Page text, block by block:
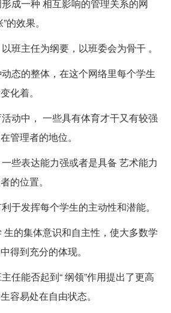
成一种 相互影响的管理关系的网
的效果。
班主任为纲要，以班委会为骨干 。
态的整体，在这个网络里每个学生
化着。
动中， 一些具有体育才干又有较强
管理者的地位。
些表达能力强或者是具备 艺术能力
的位置。
于发挥每个学生的主动性和潜能。
的集体意识和自主性，使大多数学
得到充分的体现。
任能否起到“ 纲领”作用提出了更高
容易处在自由状态。